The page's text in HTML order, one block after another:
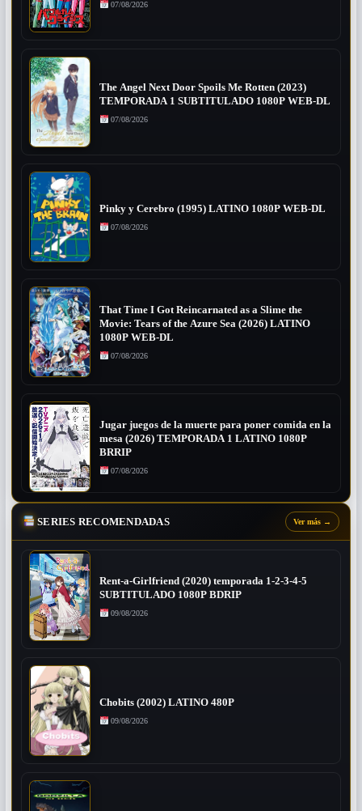
07/08/2026
The Angel Next Door Spoils Me Rotten (2023)
TEMPORADA 1 SUBTITULADO 1080P WEB-DL
07/08/2026
Pinky y Cerebro (1995) LATINO 1080P WEB-DL
07/08/2026
That Time I Got Reincarnated as a Slime the
Movie: Tears of the Azure Sea (2026) LATINO
1080P WEB-DL
07/08/2026
Jugar juegos de la muerte para poner comida en la
mesa (2026) TEMPORADA 1 LATINO 1080P
BRRIP
07/08/2026
SERIES RECOMENDADAS Ver más →
Rent-a-Girlfriend (2020) temporada 1-2-3-4-5
SUBTITULADO 1080P BDRIP
09/08/2026
Chobits (2002) LATINO 480P
09/08/2026